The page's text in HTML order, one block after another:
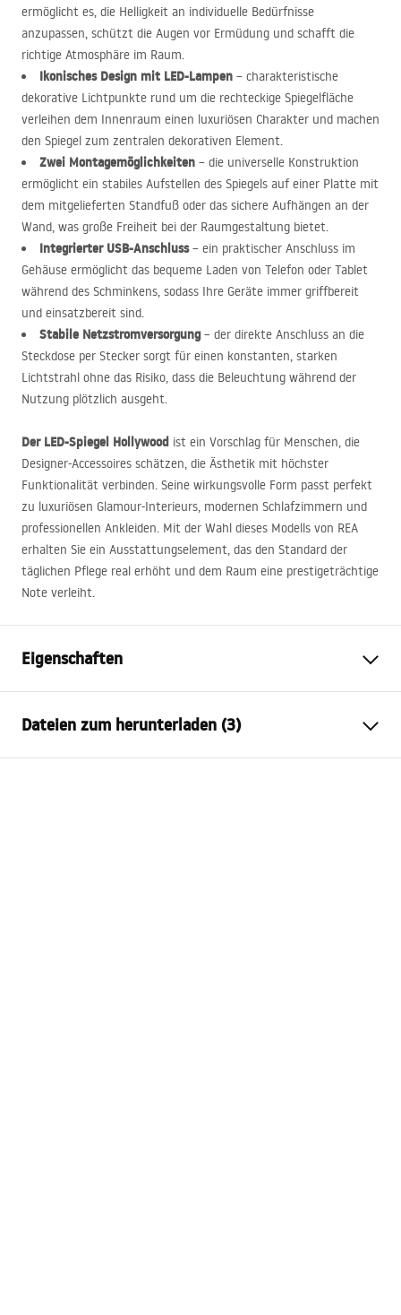
ermöglicht es, die Helligkeit an individuelle Bedürfnisse
anzupassen, schützt die Augen vor Ermüdung und schafft die
richtige Atmosphäre im Raum.
Ikonisches Design mit LED-Lampen – charakteristische
dekorative Lichtpunkte rund um die rechteckige Spiegelfläche
verleihen dem Innenraum einen luxuriösen Charakter und machen
den Spiegel zum zentralen dekorativen Element.
Zwei Montagemöglichkeiten – die universelle Konstruktion
ermöglicht ein stabiles Aufstellen des Spiegels auf einer Platte mit
dem mitgelieferten Standfuß oder das sichere Aufhängen an der
Wand, was große Freiheit bei der Raumgestaltung bietet.
Integrierter USB-Anschluss– ein praktischer Anschluss im
Gehäuse ermöglicht das bequeme Laden von Telefon oder Tablet
während des Schminkens, sodass Ihre Geräte immer griffbereit
und einsatzbereit sind.
Stabile Netzstromversorgung– der direkte Anschluss an die
Steckdose per Stecker sorgt für einen konstanten, starken
Lichtstrahl ohne das Risiko, dass die Beleuchtung während der
Nutzung plötzlich ausgeht.
Der LED-Spiegel Hollywood ist ein Vorschlag für Menschen, die
Designer-Accessoires schätzen, die Ästhetik mit höchster
Funktionalität verbinden. Seine wirkungsvolle Form passt perfekt
zu luxuriösen Glamour-Interieurs, modernen Schlafzimmern und
professionellen Ankleiden. Mit der Wahl dieses Modells von REA
erhalten Sie ein Ausstattungselement, das den Standard der
täglichen Pflege real erhöht und dem Raum eine prestigeträchtige
Note verleiht.
Eigenschaften
Breite
580mm
Tiefe
120mm
Dateien zum herunterladen (3)